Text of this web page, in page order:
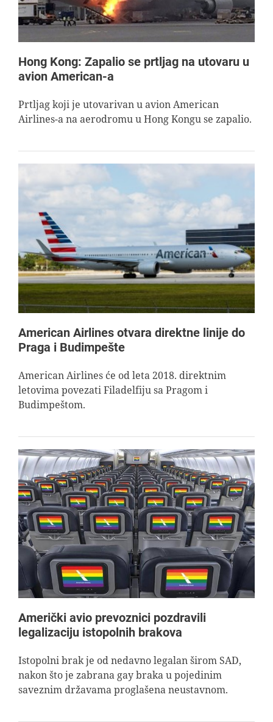
Hong Kong: Zapalio se prtljag na utovaru u
avion American-a
Prtljag koji je utovarivan u avion American
Airlines-a na aerodromu u Hong Kongu se zapalio.
American Airlines otvara direktne linije do
Praga i Budimpešte
American Airlines će od leta 2018. direktnim
letovima povezati Filadelfiju sa Pragom i
Budimpeštom.
Američki avio prevoznici pozdravili
legalizaciju istopolnih brakova
Istopolni brak je od nedavno legalan širom SAD,
nakon što je zabrana gay braka u pojedinim
saveznim državama proglašena neustavnom.